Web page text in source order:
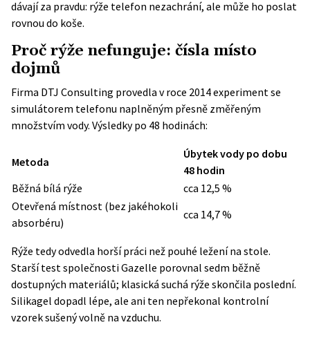
dávají za pravdu: rýže telefon nezachrání, ale může ho poslat
rovnou do koše.
Proč rýže nefunguje: čísla místo
dojmů
Firma DTJ Consulting provedla v roce 2014experimentse
simulátorem telefonu naplněným přesně změřeným
množstvím vody. Výsledky po 48 hodinách:
Metoda
Úbytek vody po dobu
48 hodin
Běžná bílá rýže
cca 12,5 %
Otevřená místnost (bez jakéhokoli
absorbéru)
cca 14,7 %
Rýže tedy odvedla horší práci než pouhé ležení na stole.
Starší test společnosti Gazelle porovnal sedm běžně
dostupných materiálů; klasická suchá rýže skončila poslední.
Silikagel dopadl lépe, ale ani ten nepřekonal kontrolní
vzorek sušený volně na vzduchu.